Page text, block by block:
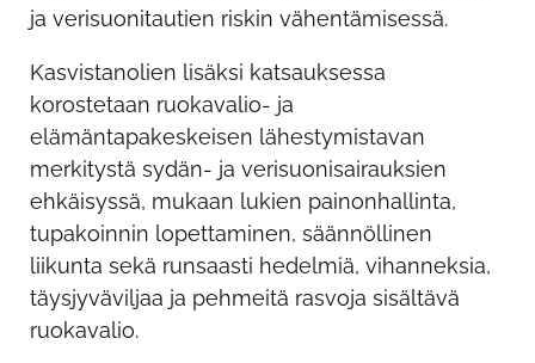
ja verisuonitautien riskin vähentämisessä.
Kasvistanolien lisäksi katsauksessa
korostetaan ruokavalio- ja
elämäntapakeskeisen lähestymistavan
merkitystä sydän- ja verisuonisairauksien
ehkäisyssä, mukaan lukien painonhallinta,
tupakoinnin lopettaminen, säännöllinen
liikunta sekä runsaasti hedelmiä, vihanneksia,
täysjyväviljaa ja pehmeitä rasvoja sisältävä
ruokavalio.